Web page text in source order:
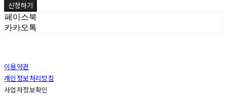
신청하기
페이스북
카카오톡
이용약관
개인정보처리방침
사업자정보확인